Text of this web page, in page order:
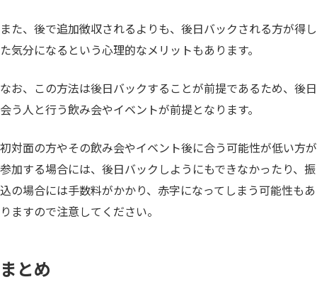
また、後で追加徴収されるよりも、後日バックされる方が得し
た気分になるという心理的なメリットもあります。
なお、この方法は後日バックすることが前提であるため、後日
会う人と行う飲み会やイベントが前提となります。
初対面の方やその飲み会やイベント後に合う可能性が低い方が
参加する場合には、後日バックしようにもできなかったり、振
込の場合には手数料がかかり、赤字になってしまう可能性もあ
りますので注意してください。
まとめ